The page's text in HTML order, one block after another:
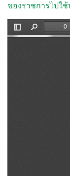
ของราชการไปใ